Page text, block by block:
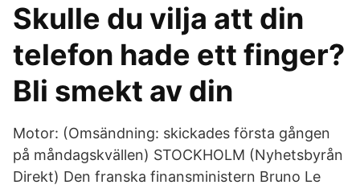
Skulle du vilja att din
telefon hade ett finger?
Bli smekt av din
Motor: (Omsändning: skickades första gången
på måndagskvällen) STOCKHOLM (Nyhetsbyrån
Direkt) Den franska finansministern Bruno Le